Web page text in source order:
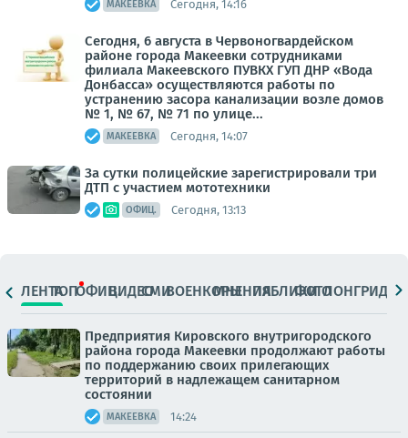
МАКЕЕВКА Сегодня, 14:16
Сегодня, 6 августа в Червоногвардейском
районе города Макеевки сотрудниками
филиала Макеевского ПУВКХ ГУП ДНР «Вода
Донбасса» осуществляются работы по
устранению засора канализации возле домов
№ 1, № 67, № 71 по улице...
МАКЕЕВКА Сегодня, 14:07
За сутки полицейские зарегистрировали три
ДТП с участием мототехники
ОФИЦ. Сегодня, 13:13
ЛЕНТАТОПОФИЦ.ВИДЕОСМИВОЕНКОРЫМНЕНИЯПАБЛИКИ
ФОТОЛОНГРИДЫ
Предприятия Кировского внутригородского
района города Макеевки продолжают работы
по поддержанию своих прилегающих
территорий в надлежащем санитарном
состоянии
МАКЕЕВКА 14:24